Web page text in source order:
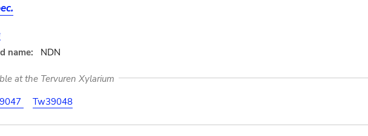
name:
NDN
at the Tervuren Xylarium
Tw39048